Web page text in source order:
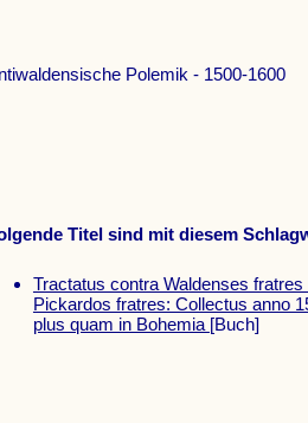
Polemik - 1500-1600
Titel sind mit diesem
Tractatus contra Waldenses
Pickardos fratres: Collectus anno
plus quam in Bohemia [Buch]